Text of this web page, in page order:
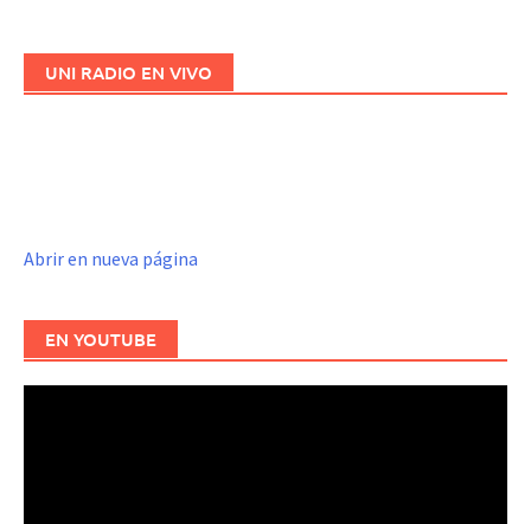
UNI RADIO EN VIVO
Abrir en nueva página
EN YOUTUBE